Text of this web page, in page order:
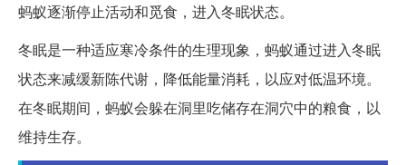
蚂蚁逐渐停止活动和觅食，进入冬眠状态。
冬眠是一种适应寒冷条件的生理现象，蚂蚁通过进入冬眠
状态来减缓新陈代谢，降低能量消耗，以应对低温环境。
在冬眠期间，蚂蚁会躲在洞里吃储存在洞穴中的粮食，以
维持生存。